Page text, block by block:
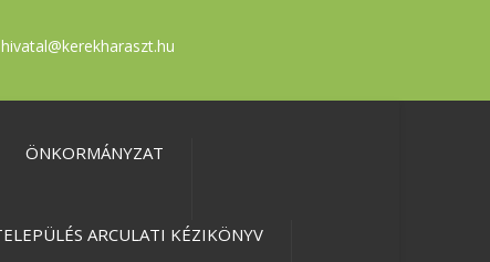
hivatal@kerekharaszt.hu
ÖNKORMÁNYZAT
ARCULATI KÉZIKÖNYV